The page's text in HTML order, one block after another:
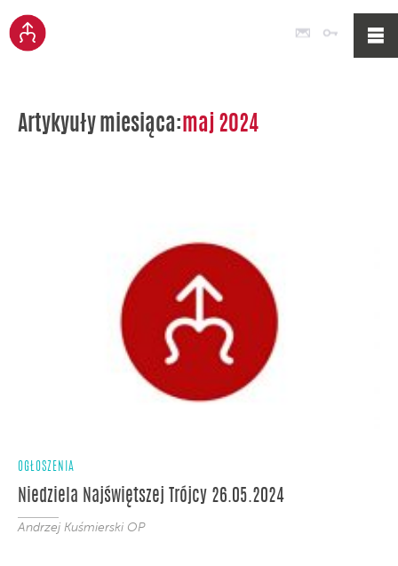
Poczta
Artykyuły miesiąca: maj 2024
OGŁOSZENIA
Niedziela Najświętszej Trójcy 26.05.2024
Andrzej Kuśmierski OP